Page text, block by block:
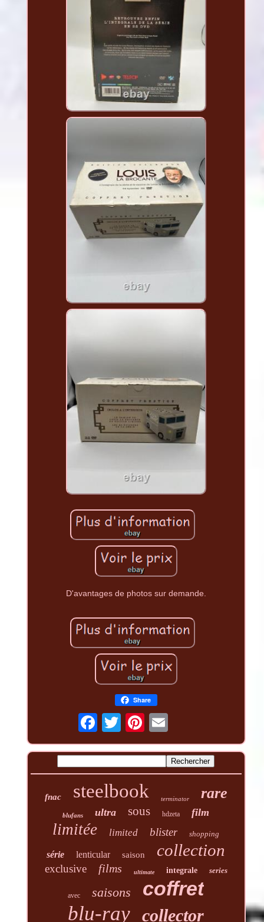
D'avantages de photos sur demande.
Share
fnac steelbook terminator rare
blufans ultra sous hdzeta film
limitée limited blister shopping
série lenticular saison collection
exclusive films ultimate integrale series
avec saisons coffret
blu-ray collector